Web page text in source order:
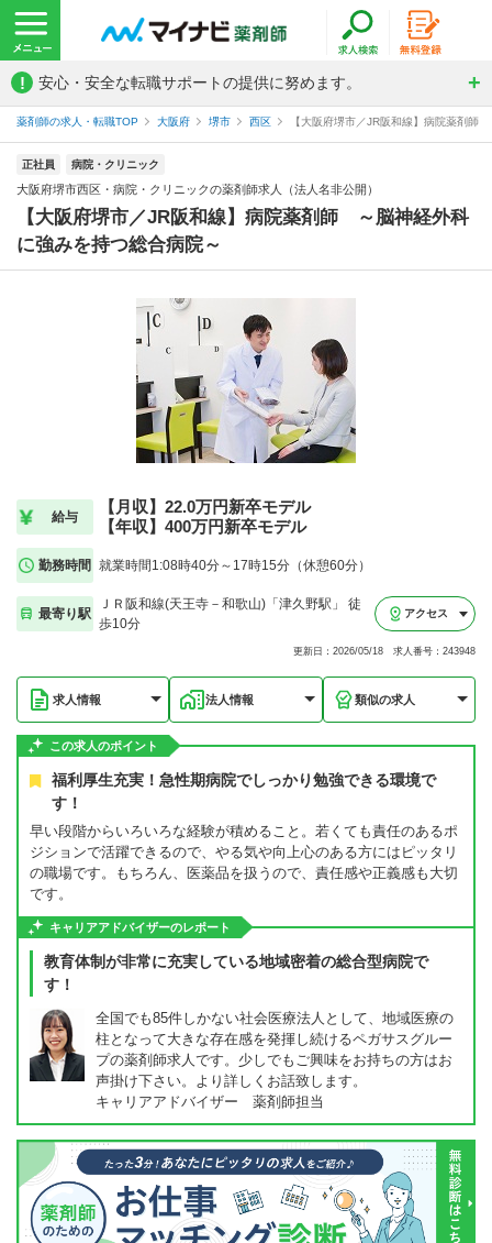
! 安心・安全な転職サポートの提供に努めます。
薬剤師の求人・転職TOP 大阪府 堺市 西区 【大阪府堺市／JR阪和線】病院薬剤
正社員 病院・クリニック
大阪府堺市西区・病院・クリニックの薬剤師求人（法人名非公開）
【大阪府堺市／JR阪和線】病院薬剤師 ～脳神経外科
に強みを持つ総合病院～
給与
【月収】22.0万円新卒モデル
【年収】400万円新卒モデル
勤務時間 就業時間1:08時40分～17時15分（休憩60分）
最寄り駅
ＪＲ阪和線(天王寺－和歌山)「津久野駅」 徒
歩10分
アクセス
更新日：2026/05/18 求人番号：243948
求人情報 法人情報 類似の求人
この求人のポイント
福利厚生充実！急性期病院でしっかり勉強できる環境で
す！
早い段階からいろいろな経験が積めること。若くても責任のあるポ
ジションで活躍できるので、やる気や向上心のある方にはピッタリ
の職場です。もちろん、医薬品を扱うので、責任感や正義感も大切
です。
キャリアアドバイザーのレポート
教育体制が非常に充実している地域密着の総合型病院で
す！
全国でも85件しかない社会医療法人として、地域医療の
柱となって大きな存在感を発揮し続けるペガサスグルー
プの薬剤師求人です。少しでもご興味をお持ちの方はお
声掛け下さい。より詳しくお話致します。
キャリアアドバイザー 薬剤師担当